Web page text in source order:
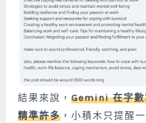
結果來說， Gemini 在字數
精準許多 ，小積木只提醒